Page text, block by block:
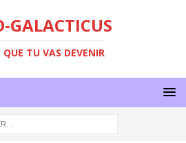
GALACTICUS
QUE TU VAS DEVENIR